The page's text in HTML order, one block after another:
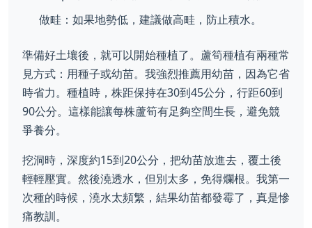
做畦：如果地勢低，建議做高畦，防止積水。
準備好土壤後，就可以開始種植了。蘆筍種植有兩種常
見方式：用種子或幼苗。我強烈推薦用幼苗，因為它省
時省力。種植時，株距保持在30到45公分，行距60到
90公分。這樣能讓每株蘆筍有足夠空間生長，避免競
爭養分。
挖洞時，深度約15到20公分，把幼苗放進去，覆土後
輕輕壓實。然後澆透水，但別太多，免得爛根。我第一
次種的時候，澆水太頻繁，結果幼苗都發霉了，真是慘
痛教訓。